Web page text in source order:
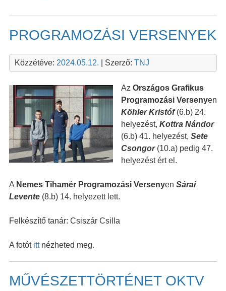
PROGRAMOZÁSI VERSENYEK
Közzétéve: 2024.05.12. | Szerző: TNJ
Az Országos Grafikus
Programozási Versenyen
Köhler Kristóf(6.b) 24.
helyezést, Kottra Nándor
(6.b) 41. helyezést, Sete
Csongor(10.a) pedig 47.
helyezést ért el.
A Nemes Tihamér Programozási Versenyen Sárai
Levente(8.b) 14. helyezett lett.
Felkészítő tanár: Csiszár Csilla
A fotót ittnézheted meg.
MŰVÉSZETTÖRTÉNET OKTV